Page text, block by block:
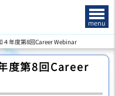
menu
４年度第8回Career Webinar
度第8回Career